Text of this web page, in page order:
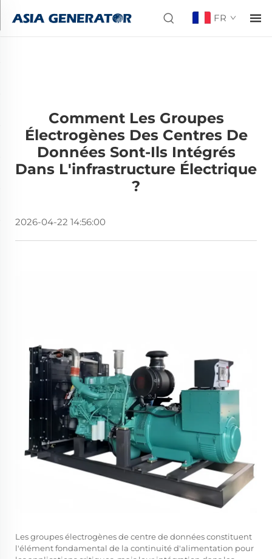
FR
Comment Les Groupes
Électrogènes Des Centres De
Données Sont-Ils Intégrés
Dans L'infrastructure Électrique
?
2026-04-22 14:56:00
Les groupes électrogènes de centre de données constituent
l'élément fondamental de la continuité d'alimentation pour